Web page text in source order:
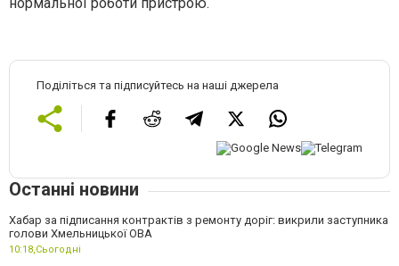
Поділіться та підписуйтесь на наші джерела
Останні новини
Хабар за підписання контрактів з ремонту доріг: викрили заступника
голови Хмельницької ОВА
10:18,Сьогодні